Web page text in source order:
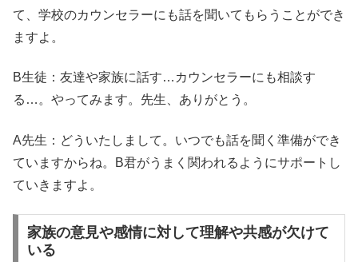
て、学校のカウンセラーにも話を聞いてもらうことができ
ますよ。
B生徒：友達や家族に話す…カウンセラーにも相談す
る…。やってみます。先生、ありがとう。
A先生：どういたしまして。いつでも話を聞く準備ができ
ていますからね。B君がうまく関われるようにサポートし
ていきますよ。
家族の意見や感情に対して理解や共感が欠けて
いる